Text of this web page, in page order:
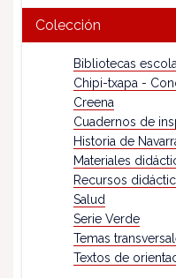
Colección
Bibliotecas
Chipi-txapa -
Creena
Cuadernos de
Historia de
Materiales
Recursos
Salud
Serie Verde
Temas
Textos de